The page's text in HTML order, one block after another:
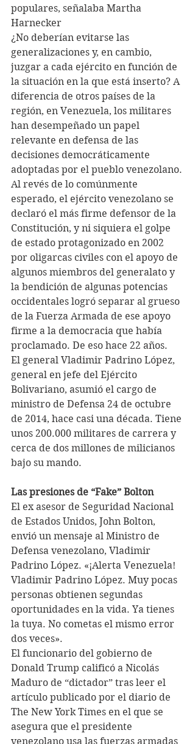
populares, señalaba Martha
Harnecker
¿No deberían evitarse las
generalizaciones y, en cambio,
juzgar a cada ejército en función de
la situación en la que está inserto? A
diferencia de otros países de la
región, en Venezuela, los militares
han desempeñado un papel
relevante en defensa de las
decisiones democráticamente
adoptadas por el pueblo venezolano.
Al revés de lo comúnmente
esperado, el ejército venezolano se
declaró el más firme defensor de la
Constitución, y ni siquiera el golpe
de estado protagonizado en 2002
por oligarcas civiles con el apoyo de
algunos miembros del generalato y
la bendición de algunas potencias
occidentales logró separar al grueso
de la Fuerza Armada de ese apoyo
firme a la democracia que había
proclamado. De eso hace 22 años.
El general Vladimir Padrino López,
general en jefe del Ejército
Bolivariano, asumió el cargo de
ministro de Defensa 24 de octubre
de 2014, hace casi una década. Tiene
unos 200.000 militares de carrera y
cerca de dos millones de milicianos
bajo su mando.
Las presiones de “Fake” Bolton
El ex asesor de Seguridad Nacional
de Estados Unidos, John Bolton,
envió un mensaje al Ministro de
Defensa venezolano, Vladimir
Padrino López. «¡Alerta Venezuela!
Vladimir Padrino López. Muy pocas
personas obtienen segundas
oportunidades en la vida. Ya tienes
la tuya. No cometas el mismo error
dos veces».
El funcionario del gobierno de
Donald Trump calificó a Nicolás
Maduro de “dictador” tras leer el
artículo publicado por el diario de
The New York Times en el que se
asegura que el presidente
venezolano usa las fuerzas armadas